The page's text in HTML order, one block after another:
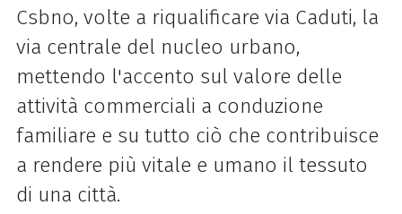
Csbno, volte a riqualificare via Caduti, la
via centrale del nucleo urbano,
mettendo l'accento sul valore delle
attività commerciali a conduzione
familiare e su tutto ciò che contribuisce
a rendere più vitale e umano il tessuto
di una città.